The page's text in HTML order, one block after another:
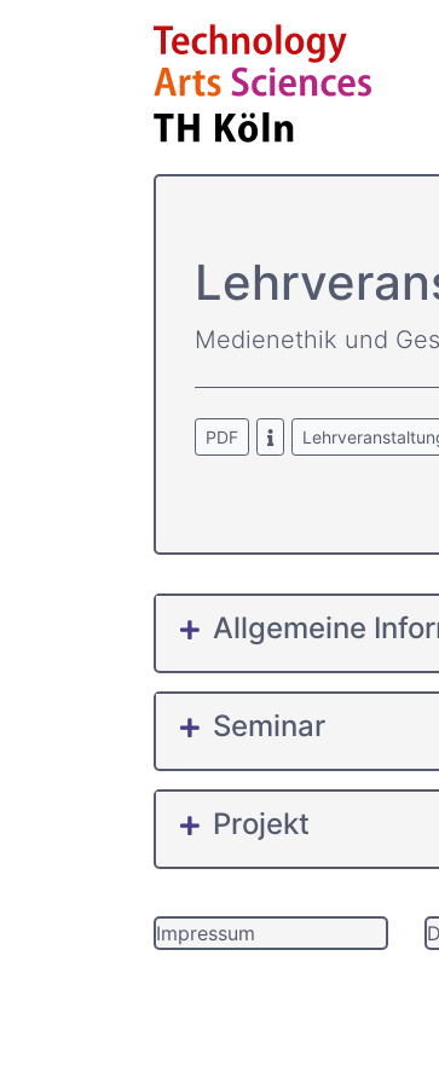
Medienethik und
PDF
Allgemeine
Seminar
Projekt
Impressum